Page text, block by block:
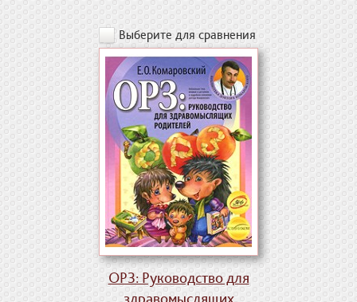
Выберите для сравнения
ОРЗ: Руководство для
здравомыслящих